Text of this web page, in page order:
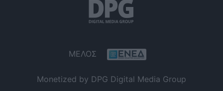
ΜΕΛΟΣ
Monetized by DPG Digital Media Group